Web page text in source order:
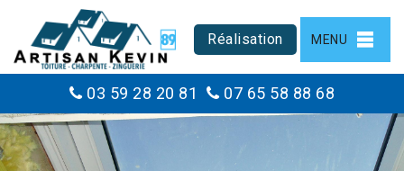
Réalisation MENU
03 59 28 20 81 07 65 58 88 68